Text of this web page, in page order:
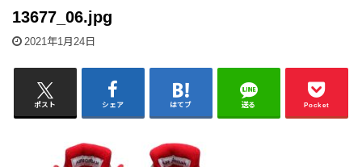
13677_06.jpg
2021年1月24日
ポスト シェア はてブ 送る Pocket